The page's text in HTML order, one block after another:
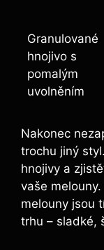
Granulované
hnojivo s
pomalým
uvolněním
Nakonec
trochu jiný
hnojivy a
vaše
melouny jsou
trhu – sladké,